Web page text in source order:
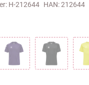
H-212644 HAN:212644